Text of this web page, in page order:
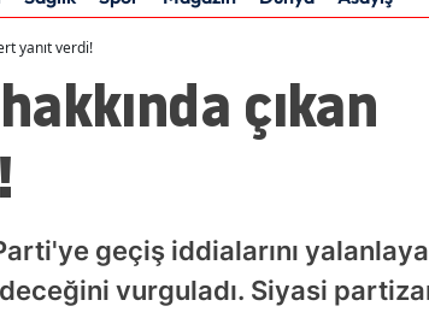
yanıt verdi!
çıkan
geçiş iddialarını
vurguladı. Siyasi